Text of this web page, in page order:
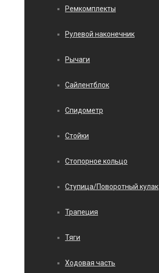
Ремкомплекты
Рулевой наконечник
Рычаги
Сайлентблок
Спидометр
Стойки
Стопорное кольцо
Ступица/Поворотный кулак
Трапеция
Тяги
Ходовая часть